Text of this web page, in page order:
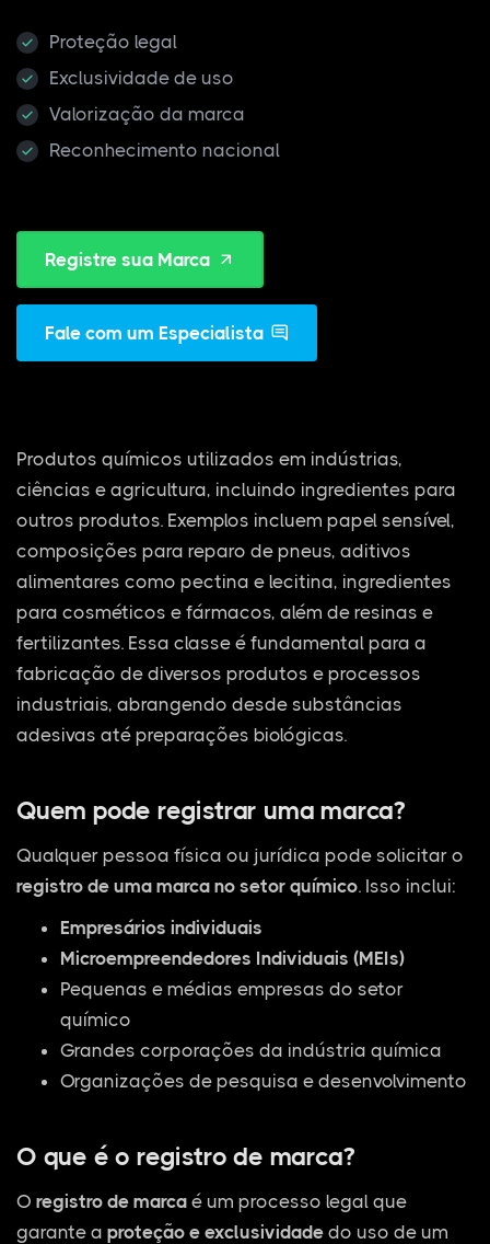
Proteção legal
Exclusividade de uso
Valorização da marca
Reconhecimento nacional
Registre sua Marca
Fale com um Especialista
Produtos químicos utilizados em indústrias,
ciências e agricultura, incluindo ingredientes para
outros produtos. Exemplos incluem papel sensível,
composições para reparo de pneus, aditivos
alimentares como pectina e lecitina, ingredientes
para cosméticos e fármacos, além de resinas e
fertilizantes. Essa classe é fundamental para a
fabricação de diversos produtos e processos
industriais, abrangendo desde substâncias
adesivas até preparações biológicas.
Quem pode registrar uma marca?
Qualquer pessoa física ou jurídica pode solicitar o
registro de uma marca no setor químico. Isso inclui:
Empresários individuais
Microempreendedores Individuais (MEIs)
Pequenas e médias empresas do setor
químico
Grandes corporações da indústria química
Organizações de pesquisa e desenvolvimento
O que é o registro de marca?
O registro de marca é um processo legal que
garante a proteção e exclusividade do uso de um